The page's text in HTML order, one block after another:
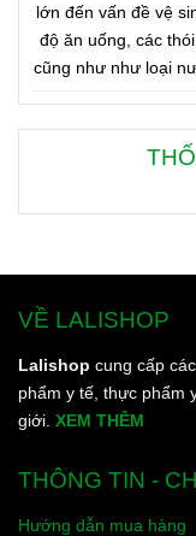
lớn đến vấn đề vệ
độ ăn uống, các thói
cũng như như loại
cơ thể thơm ngát từ
đến tối, từ đầu đến
VỀ LALISHOP
Lalishop cung cấp
phẩm y tế, thực phẩm
giới. XEM THÊM
THÔNG TIN -
Hướng dẫn mua hàng